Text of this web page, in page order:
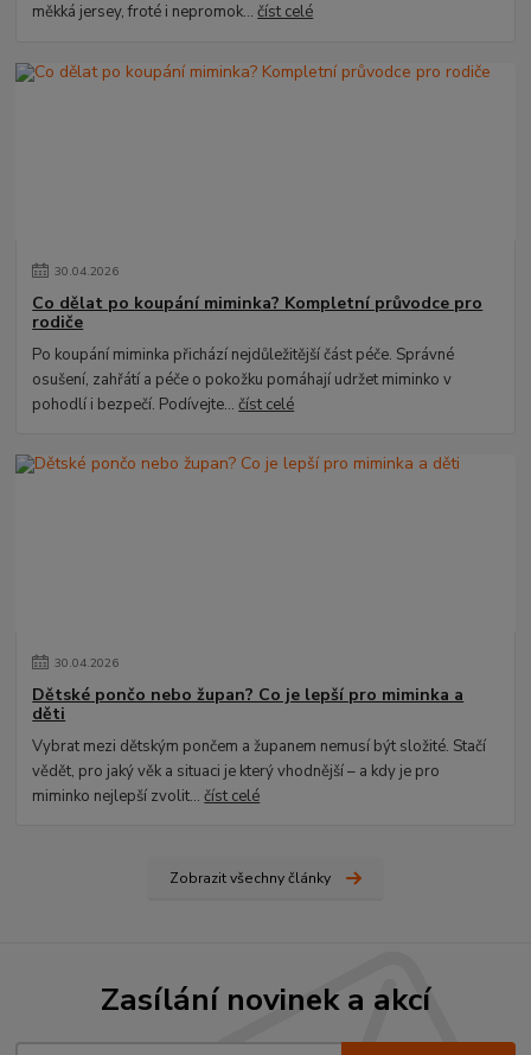
měkká jersey, froté i nepromok...číst celé
30.04.2026
Co dělat po koupání miminka? Kompletní průvodce pro
rodiče
Po koupání miminka přichází nejdůležitější část péče. Správné
osušení, zahřátí a péče o pokožku pomáhají udržet miminko v
pohodlí i bezpečí. Podívejte...číst celé
30.04.2026
Dětské pončo nebo župan? Co je lepší pro miminka a
děti
Vybrat mezi dětským pončem a županem nemusí být složité. Stačí
vědět, pro jaký věk a situaci je který vhodnější – a kdy je pro
miminko nejlepší zvolit...číst celé
Zobrazit všechny články
Zasílání novinek a akcí